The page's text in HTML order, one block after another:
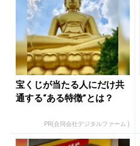
宝くじが当たる人にだけ共
通する“ある特徴”とは？
PR(合同会社デジタルファーム )